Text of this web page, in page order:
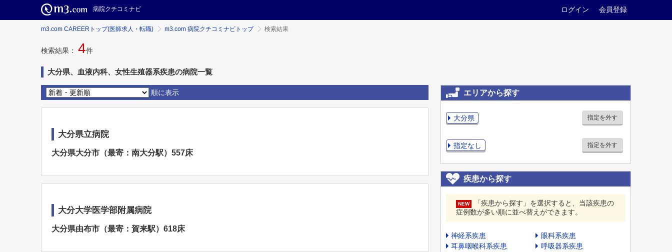
病院クチコミナビ ログイン 会員登録
m3.com CAREERトップ(医師求人・転職) m3.com 病院クチコミナビトップ 検索結果
検索結果： 4件
大分県、血液内科、女性生殖器系疾患の病院一覧
順に表示
大分県立病院
大分県大分市（最寄：南大分駅）557床
大分大学医学部附属病院
大分県由布市（最寄：賀来駅）618床
エリアから探す
大分県 指定を外す
指定なし 指定を外す
疾患から探す
NEW
「疾患から探す」を選択すると、当該疾患の
症例数が多い順に並べ替えができます。
神経系疾患
眼科系疾患
耳鼻咽喉科系疾患
呼吸器系疾患